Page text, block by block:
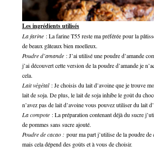
Les ingrédients utilisés
La farine: La farine T55 reste ma préférée pour la
de beaux gâteaux bien moelleux.
Poudre d’amande : J’ai utilisé une poudre d’amande
j’ai découvert cette version de la poudre d’amande je
cela.
Lait végétal: Je choisis du lait d’avoine que je trouve
lait de soja. De plus, le lait de soja inhibe le goût du
n’avez pas de lait d’avoine vous pouvez utiliser du lait
La compote: La préparation contenant déjà du sucre
de pommes sans sucre ajouté.
Poudre de cacao : pour ma part j’utilise de la poudre de
mais cela dépend des goûts et à vous de choisir.